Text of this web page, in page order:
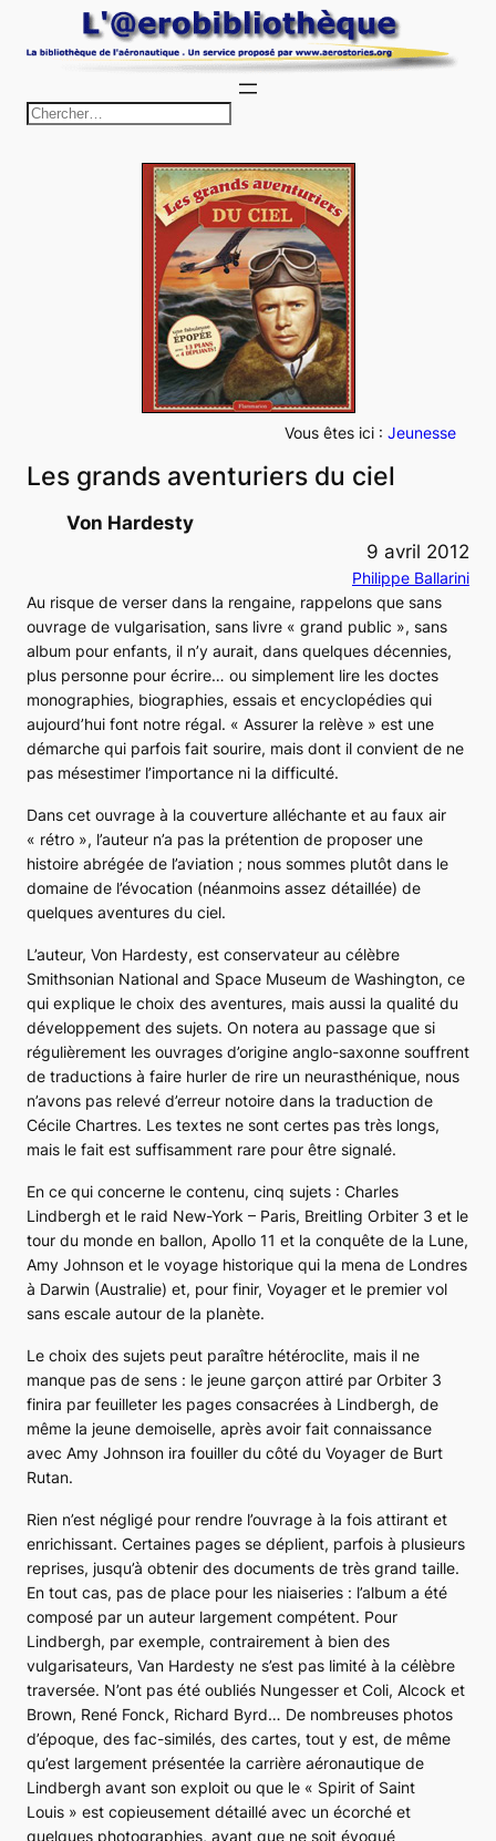
au
c
h
e
r
c
h
e
r
Vous êtes ici : Jeunesse
Les grands aventuriers du ciel
Von Hardesty
9 avril 2012
Philippe Ballarini
Au risque de verser dans la rengaine, rappelons que sans
ouvrage de vulgarisation, sans livre « grand public », sans
album pour enfants, il n’y aurait, dans quelques décennies,
plus personne pour écrire… ou simplement lire les doctes
monographies, biographies, essais et encyclopédies qui
aujourd’hui font notre régal. « Assurer la relève » est une
démarche qui parfois fait sourire, mais dont il convient de ne
pas mésestimer l’importance ni la difficulté.
Dans cet ouvrage à la couverture alléchante et au faux air
« rétro », l’auteur n’a pas la prétention de proposer une
histoire abrégée de l’aviation ; nous sommes plutôt dans le
domaine de l’évocation (néanmoins assez détaillée) de
quelques aventures du ciel.
L’auteur, Von Hardesty, est conservateur au célèbre
Smithsonian National and Space Museum de Washington, ce
qui explique le choix des aventures, mais aussi la qualité du
développement des sujets. On notera au passage que si
régulièrement les ouvrages d’origine anglo-saxonne souffrent
de traductions à faire hurler de rire un neurasthénique, nous
n’avons pas relevé d’erreur notoire dans la traduction de
Cécile Chartres. Les textes ne sont certes pas très longs,
mais le fait est suffisamment rare pour être signalé.
En ce qui concerne le contenu, cinq sujets : Charles
Lindbergh et le raid New-York – Paris, Breitling Orbiter 3 et le
tour du monde en ballon, Apollo 11 et la conquête de la Lune,
Amy Johnson et le voyage historique qui la mena de Londres
à Darwin (Australie) et, pour finir, Voyager et le premier vol
sans escale autour de la planète.
Le choix des sujets peut paraître hétéroclite, mais il ne
manque pas de sens : le jeune garçon attiré par Orbiter 3
finira par feuilleter les pages consacrées à Lindbergh, de
même la jeune demoiselle, après avoir fait connaissance
avec Amy Johnson ira fouiller du côté du Voyager de Burt
Rutan.
Rien n’est négligé pour rendre l’ouvrage à la fois attirant et
enrichissant. Certaines pages se déplient, parfois à plusieurs
reprises, jusqu’à obtenir des documents de très grand taille.
En tout cas, pas de place pour les niaiseries : l’album a été
composé par un auteur largement compétent. Pour
Lindbergh, par exemple, contrairement à bien des
vulgarisateurs, Van Hardesty ne s’est pas limité à la célèbre
traversée. N’ont pas été oubliés Nungesser et Coli, Alcock et
Brown, René Fonck, Richard Byrd… De nombreuses photos
d’époque, des fac-similés, des cartes, tout y est, de même
qu’est largement présentée la carrière aéronautique de
Lindbergh avant son exploit ou que le « Spirit of Saint
Louis » est copieusement détaillé avec un écorché et
quelques photographies, avant que ne soit évoqué